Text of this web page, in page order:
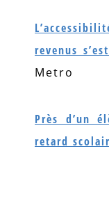
revenus
Metro
Près d’un
retard